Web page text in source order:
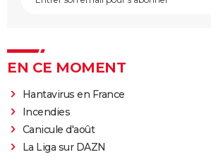
EN CE MOMENT
Hantavirus en France
Incendies
Canicule d'août
La Liga sur DAZN